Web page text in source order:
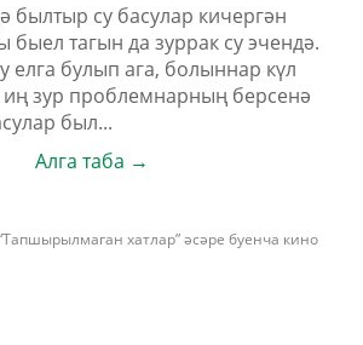
былтыр су басулар кичергән
быел тагын да зуррак су эчендә.
елга булып ага, болыннар күл
иң зур проблемнарның берсенә
был...
Алга таба →